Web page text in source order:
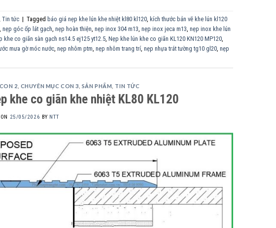
Tin tức | Tagged báo giá nẹp khe lún khe nhiệt kl80 kl120 kích thước bản vẽ khe lún kl120
nẹp góc ốp lát gạch nẹp hoàn thiện nẹp inox 304 m13 nẹp inox jeca m13 nẹp inox khe lún
khe co giãn sàn gạch ns14.5 ej125 yt12.5 Nẹp khe lún khe co giãn KL120 KN120 MP120
mưa gờ móc nước nẹp nhôm ptm nẹp nhôm trang trí nẹp nhựa trát tường tg10 gl20 nẹp
2 CHUYÊN MỤC CON 3 SẢN PHẨM TIN TỨC
khe co giãn khe nhiệt KL80 KL120
25/05/2026 BY NTT